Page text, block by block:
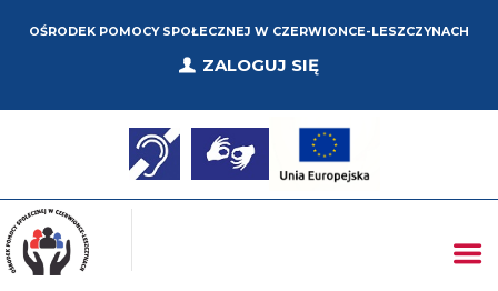
OŚRODEK POMOCY SPOŁECZNEJ W CZERWIONCE-LESZCZYNACH
ZALOGUJ SIĘ